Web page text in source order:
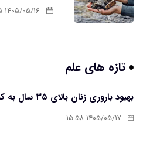
۱۴۰۵/۰۵/۱۶ ۱۸:۱۵
تازه های علم
بهبود باروری زنان بالای ۳۵ سال به کمک «مکمل‌های باکتریایی»
۱۴۰۵/۰۵/۱۷ ۱۵:۵۸